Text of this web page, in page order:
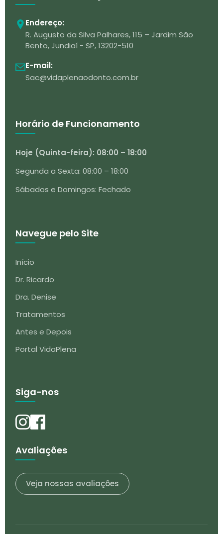
Endereço:
R. Augusto da Silva Palhares, 115 – Jardim São
Bento, Jundiaí - SP, 13202-510
E-mail:
Sac@vidaplenaodonto.com.br
Horário de Funcionamento
Hoje (Quinta-feira): 08:00 – 18:00
Segunda a Sexta: 08:00 – 18:00
Sábados e Domingos: Fechado
Navegue pelo Site
Início
Dr. Ricardo
Dra. Denise
Tratamentos
Antes e Depois
Portal VidaPlena
Siga-nos
Avaliações
Veja nossas avaliações